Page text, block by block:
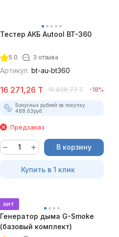
Тестер АКБ Autool BT-360
5.0 3 отзыва
Артикул: bt-au-bt360
16 271,26 T 19 828,77 T -18%
Бонусных рублей за покупку:
488.63руб.
Предзаказ
В корзину
Купить в 1 клик
хит
Генератор дыма G-Smoke
(базовый комплект)